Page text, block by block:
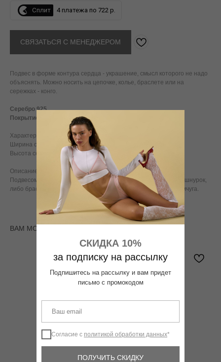
Сплит 4 платежа по 722 р.
СВЯЗАТЬСЯ С МЕНЕДЖЕРОМ
Подвес в форме контура сердца - украшение, смысл которого не надо
объяснять. Можно носить на цепочке, колье, браслете или на
сережках - конго.
Серебро 925
Покрытие - родий
Характеристики:
Ширина сердца - 1,2 см
Высота сердца - 1 см
Описание:
Подвесом Heart можно дополнить серьги-кольца, цепь, колье, шнурок,
либо браслет из серебряных бусин, натуральных камней, жемчуга.
ВАМ МОЖЕТ ПОНРАВИТЬСЯ
СКИДКА 10%
за подписку на рассылку
Подпишитесь на рассылку и вам придет
письмо с промокодом
Согласие с политикой обработки данных*
ПОЛУЧИТЬ СКИДКУ